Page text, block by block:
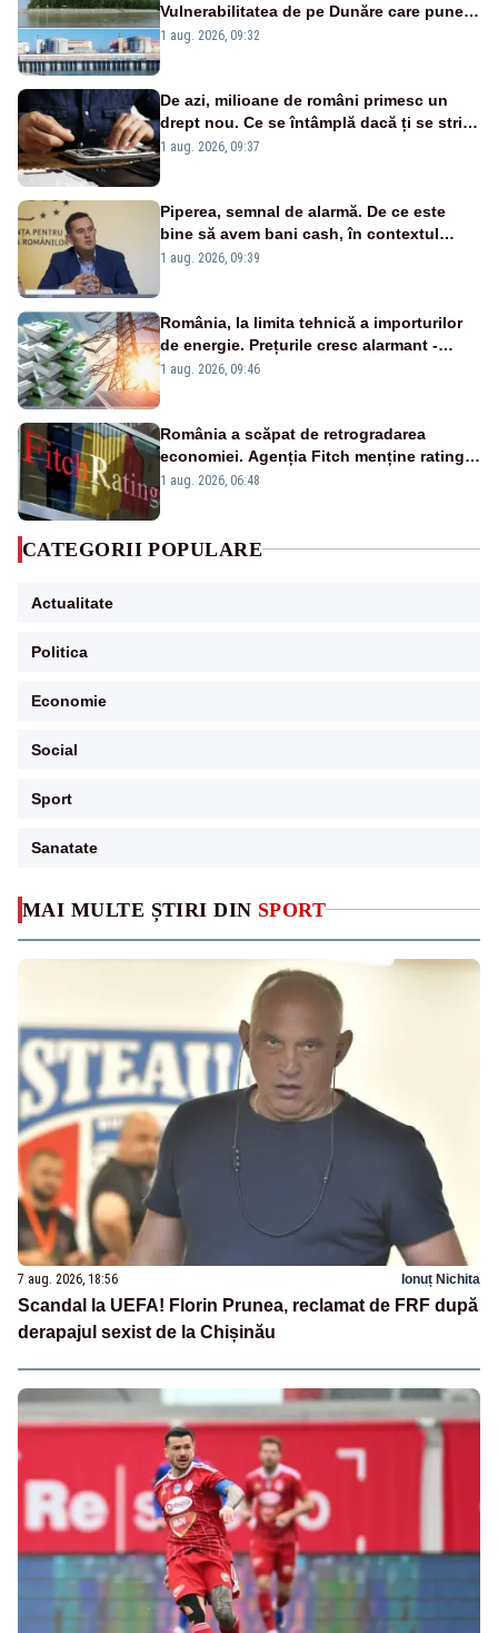
MAI MULTE ȘTIRI DIN SPORT
7 aug. 2026, 18:56 Ionuț Nichita
Scandal la UEFA! Florin Prunea, reclamat de FRF după
derapajul sexist de la Chișinău
Vulnerabilitatea de pe Dunăre care pune
în pericol Centrala Cernavodă era
1 aug. 2026, 09:32
De azi, milioane de români primesc un
drept nou. Ce se întâmplă dacă ți se strică
un produs
1 aug. 2026, 09:37
Piperea, semnal de alarmă. De ce este
bine să avem bani cash, în contextul
alertei energetice?
1 aug. 2026, 09:39
România, la limita tehnică a importurilor
de energie. Prețurile cresc alarmant -
Analiză Realitatea Plus
1 aug. 2026, 09:46
România a scăpat de retrogradarea
economiei. Agenția Fitch menține ratingul
„BBB-” cu perspectivă negativă
1 aug. 2026, 06:48
CATEGORII POPULARE
Actualitate
Politica
Economie
Social
Sport
Sanatate